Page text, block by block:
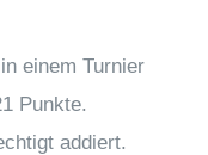
einem Turnier
Punkte.
addiert.